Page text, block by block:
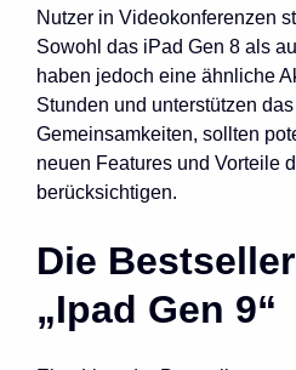
Nutzer in Videokonferenzen
Sowohl das iPad Gen 8 als
haben jedoch eine ähnliche
Stunden und unterstützen
Gemeinsamkeiten, sollten
neuen Features und Vorteile
berücksichtigen.
Die
„Ipad Gen 9“